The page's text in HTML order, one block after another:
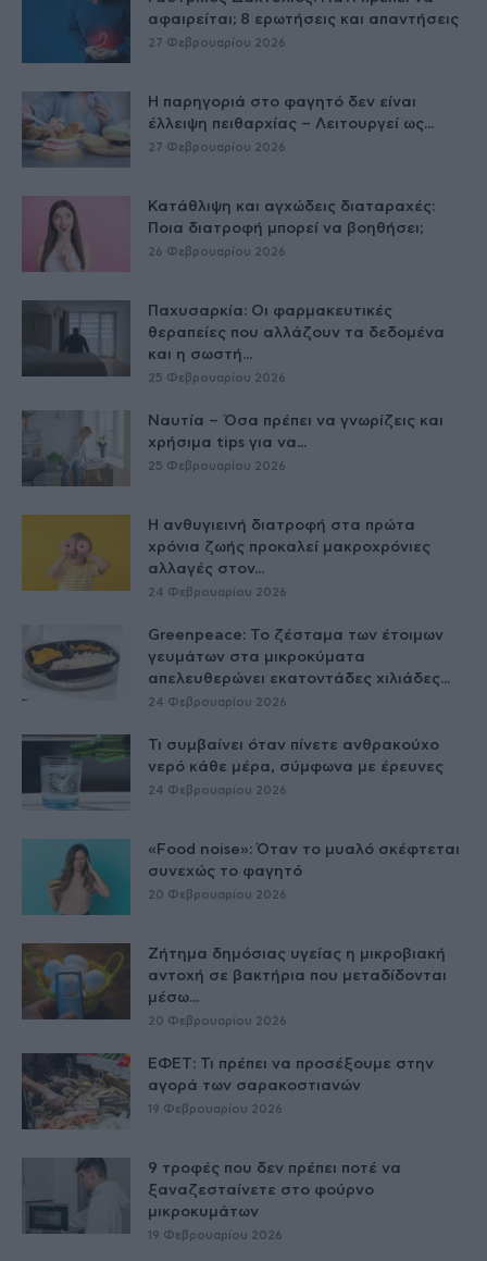
αφαιρείται; 8 ερωτήσεις και απαντήσεις
27 Φεβρουαρίου 2026
Η παρηγοριά στο φαγητό δεν είναι
έλλειψη πειθαρχίας – Λειτουργεί ως...
27 Φεβρουαρίου 2026
Κατάθλιψη και αγχώδεις διαταραχές:
Ποια διατροφή μπορεί να βοηθήσει;
26 Φεβρουαρίου 2026
Παχυσαρκία: Οι φαρμακευτικές
θεραπείες που αλλάζουν τα δεδομένα
και η σωστή...
25 Φεβρουαρίου 2026
Ναυτία – Όσα πρέπει να γνωρίζεις και
χρήσιμα tips για να...
25 Φεβρουαρίου 2026
Η ανθυγιεινή διατροφή στα πρώτα
χρόνια ζωής προκαλεί μακροχρόνιες
αλλαγές στον...
24 Φεβρουαρίου 2026
Greenpeace: Το ζέσταμα των έτοιμων
γευμάτων στα μικροκύματα
απελευθερώνει εκατοντάδες χιλιάδες...
24 Φεβρουαρίου 2026
Τι συμβαίνει όταν πίνετε ανθρακούχο
νερό κάθε μέρα, σύμφωνα με έρευνες
24 Φεβρουαρίου 2026
«Food noise»: Όταν το μυαλό σκέφτεται
συνεχώς το φαγητό
20 Φεβρουαρίου 2026
Ζήτημα δημόσιας υγείας η μικροβιακή
αντοχή σε βακτήρια που μεταδίδονται
μέσω...
20 Φεβρουαρίου 2026
ΕΦΕΤ: Τι πρέπει να προσέξουμε στην
αγορά των σαρακοστιανών
19 Φεβρουαρίου 2026
9 τροφές που δεν πρέπει ποτέ να
ξαναζεσταίνετε στο φούρνο
μικροκυμάτων
19 Φεβρουαρίου 2026